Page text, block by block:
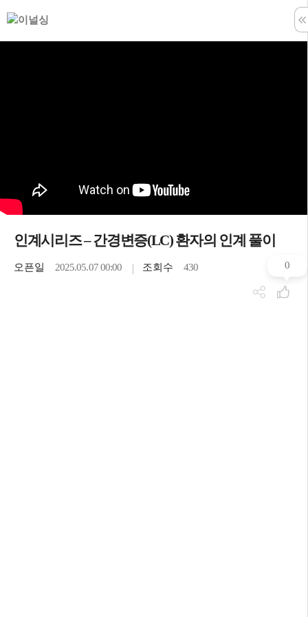
인계시리즈 – 간경변증(LC) 환자의 인계 풀이
오픈일 2025.05.07 00:00 조회수 430 0
학습창 나